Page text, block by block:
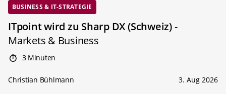
BUSINESS & IT-STRATEGIE
ITpoint wird zu Sharp DX (Schweiz)-
Markets & Business
3 Minuten
Christian Bühlmann 3. Aug 2026